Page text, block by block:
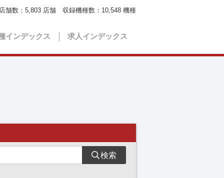
インデックス 求人インデックス
舗数： 5,803 店舗 収録機種数： 10,548 機種
検索